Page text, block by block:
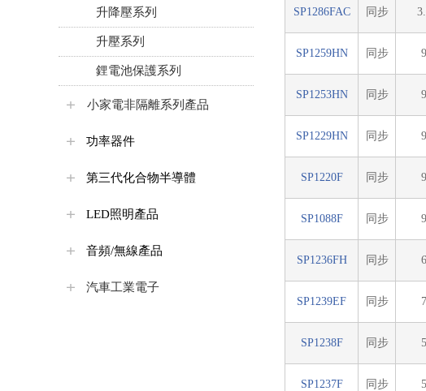
升降壓系列
升壓系列
鋰電池保護系列
小家電非隔離系列產品
功率器件
第三代化合物半導體
LED照明產品
音頻/無線產品
汽車工業電子
SP1286FAC 同步
SP1259HN 同步
SP1253HN 同步
SP1229HN 同步
SP1220F 同步
SP1088F 同步
SP1236FH 同步
SP1239EF 同步
SP1238F 同步
SP1237F 同步